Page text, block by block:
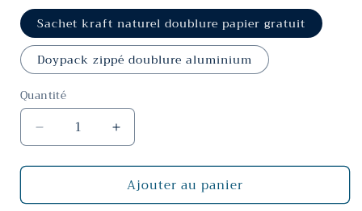
Sachet kraft naturel doublure papier gratuit
Doypack zippé doublure aluminium
Quantité
Réduire
la
quantité
Sencha
Augmenter
la
quantité
de
Sencha
Ajouter au panier